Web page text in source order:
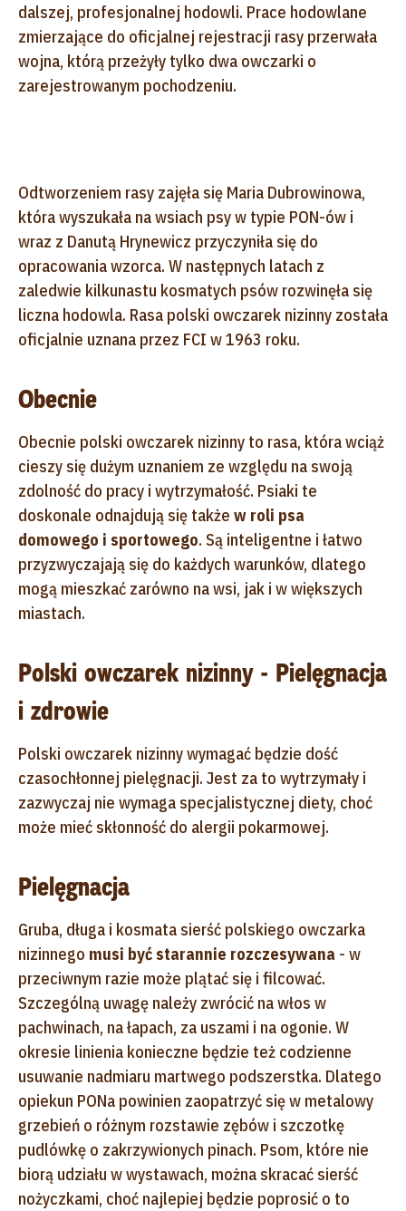
dalszej, profesjonalnej hodowli. Prace hodowlane
zmierzające do oficjalnej rejestracji rasy przerwała
wojna, którą przeżyły tylko dwa owczarki o
zarejestrowanym pochodzeniu.
Odtworzeniem rasy zajęła się Maria Dubrowinowa,
która wyszukała na wsiach psy w typie PON-ów i
wraz z Danutą Hrynewicz przyczyniła się do
opracowania wzorca. W następnych latach z
zaledwie kilkunastu kosmatych psów rozwinęła się
liczna hodowla. Rasa polski owczarek nizinny została
oficjalnie uznana przez FCI w 1963 roku.
Obecnie
Obecnie polski owczarek nizinny to rasa, która wciąż
cieszy się dużym uznaniem ze względu na swoją
zdolność do pracy i wytrzymałość. Psiaki te
doskonale odnajdują się także w roli psa
domowego i sportowego. Są inteligentne i łatwo
przyzwyczajają się do każdych warunków, dlatego
mogą mieszkać zarówno na wsi, jak i w większych
miastach.
Polski owczarek nizinny - Pielęgnacja
i zdrowie
Polski owczarek nizinny wymagać będzie dość
czasochłonnej pielęgnacji. Jest za to wytrzymały i
zazwyczaj nie wymaga specjalistycznej diety, choć
może mieć skłonność do alergii pokarmowej.
Pielęgnacja
Gruba, długa i kosmata sierść polskiego owczarka
nizinnego musi być starannie rozczesywana - w
przeciwnym razie może plątać się i filcować.
Szczególną uwagę należy zwrócić na włos w
pachwinach, na łapach, za uszami i na ogonie. W
okresie linienia konieczne będzie też codzienne
usuwanie nadmiaru martwego podszerstka. Dlatego
opiekun PONa powinien zaopatrzyć się w metalowy
grzebień o różnym rozstawie zębów i szczotkę
pudlówkę o zakrzywionych pinach. Psom, które nie
biorą udziału w wystawach, można skracać sierść
nożyczkami, choć najlepiej będzie poprosić o to